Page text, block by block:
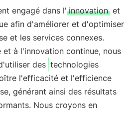
engagé dans l' innovation et
afin d'améliorer et d'optimiser
et les services connexes.
et à l'innovation continue, nous
des technologies
l'efficacité et l'efficience
générant ainsi des résultats
Nous croyons en